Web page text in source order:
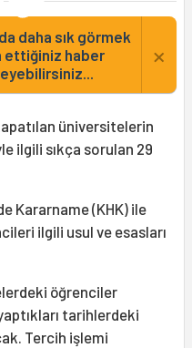
daha sık görmek
ettiğiniz haber
×
üniversitelerin
ilgili sıkça sorulan 29
Kararname (KHK) ile
ilgili usul ve esasları
öğrenciler
tarihlerdeki
Tercih işlemi